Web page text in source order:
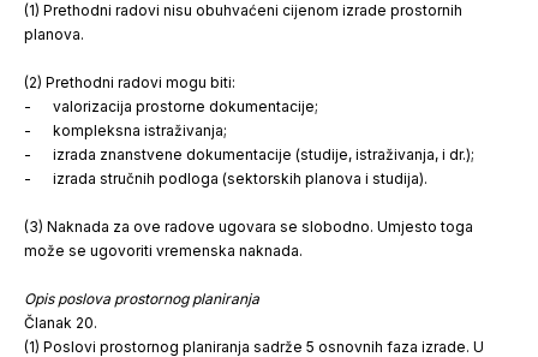
(1) Prethodni radovi nisu obuhvaćeni cijenom izrade prostornih
planova.
(2) Prethodni radovi mogu biti:
- valorizacija prostorne dokumentacije;
- kompleksna istraživanja;
- izrada znanstvene dokumentacije (studije, istraživanja, i dr.);
- izrada stručnih podloga (sektorskih planova i studija).
(3) Naknada za ove radove ugovara se slobodno. Umjesto toga
može se ugovoriti vremenska naknada.
Opis poslova prostornog planiranja
Članak 20.
(1) Poslovi prostornog planiranja sadrže 5 osnovnih faza izrade. U